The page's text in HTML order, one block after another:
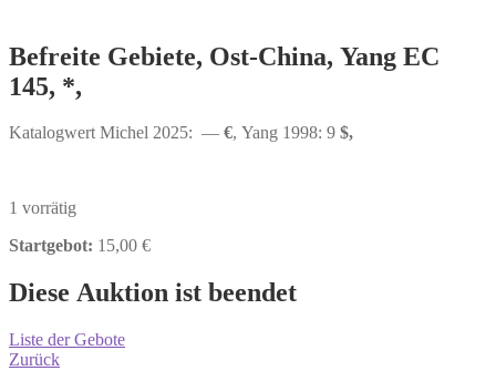
Befreite Gebiete, Ost-China, Yang EC
145, *,
Katalogwert Michel 2025: — €, Yang 1998: 9 $,
1 vorrätig
Startgebot: 15,00 €
Diese Auktion ist beendet
Liste der Gebote
Zurück